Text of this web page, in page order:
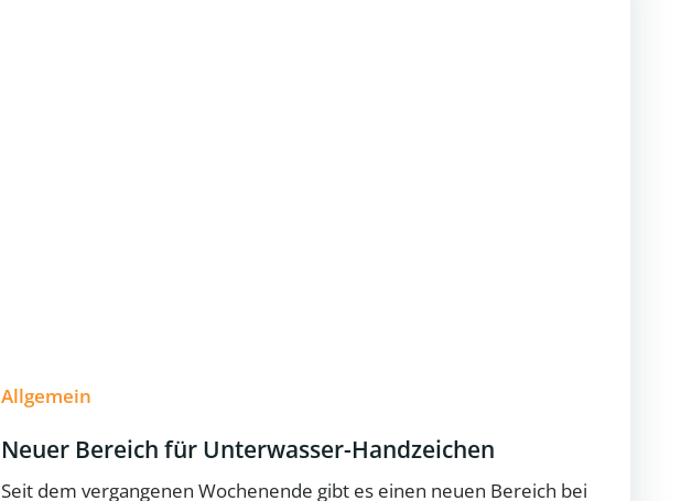
Allgemein
Neuer Bereich für Unterwasser-Handzeichen
Seit dem vergangenen Wochenende gibt es einen neuen Bereich bei